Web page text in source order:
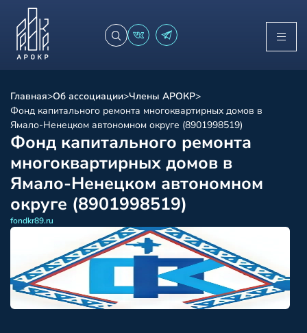
Главная>Об ассоциации>Члены АРОКР>
Фонд капитального ремонта многоквартирных домов в
Ямало-Ненецком автономном округе (8901998519)
Фонд капитального ремонта
многоквартирных домов в
Ямало-Ненецком автономном
округе (8901998519)
fondkr89.ru